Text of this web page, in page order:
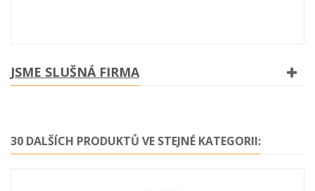
JSME SLUŠNÁ FIRMA
30 DALŠÍCH PRODUKTŮ VE STEJNÉ KATEGORII: